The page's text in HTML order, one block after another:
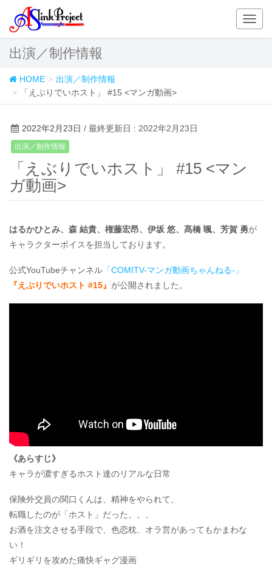
T
出演／制作情報
HOME
出演／制作情報
「えぶりでいホスト」 #15 <マンガ動画>
2022年2月23日 / 最終更新日 : 2022年2月23日
出演／制作情報
「えぶりでいホスト」 #15 <マン
ガ動画>
はるかひとみ、森 結貴、権藤宏昂、伊坂 悠、髙橋 颯、芳賀 勇が
キャラクターボイスを担当しております。
公式YouTubeチャンネル 「COMITV-マンガ動画ちゃんねる‐」
『えぶりでいホスト #15』 が公開されました。
《あらすじ》
キャラが濃すぎるホスト達のリアルな日常
保険外交員の関口くんは、精神をやられて、
転職したのが「ホスト」だった、、、
お酒を注文させる手段で、色恋枕、オラ営があってもかまわな
い！
ギリギリを攻めた痛快ギャグ漫画